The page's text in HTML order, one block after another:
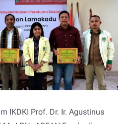
IKDKI Prof. Dr. Ir. Agustinus